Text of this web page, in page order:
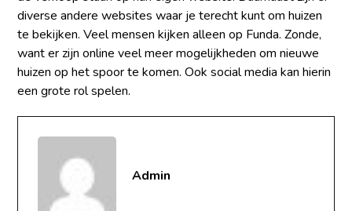
diverse andere websites waar je terecht kunt om huizen
te bekijken. Veel mensen kijken alleen op Funda. Zonde,
want er zijn online veel meer mogelijkheden om nieuwe
huizen op het spoor te komen. Ook social media kan hierin
een grote rol spelen.
Admin